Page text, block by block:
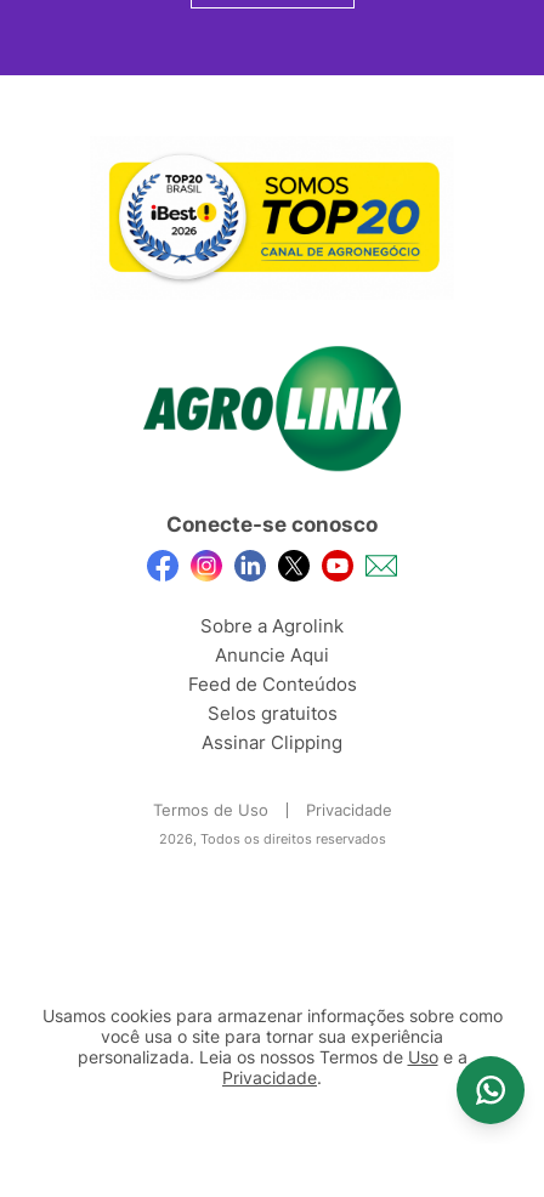
Conecte-se conosco
Sobre a Agrolink
Anuncie Aqui
Feed de Conteúdos
Selos gratuitos
Assinar Clipping
Termos de Uso Privacidade
2026, Todos os direitos reservados
Usamos cookies para armazenar informações sobre como
você usa o site para tornar sua experiência
personalizada. Leia os nossos Termos de Usoe a
Privacidade.